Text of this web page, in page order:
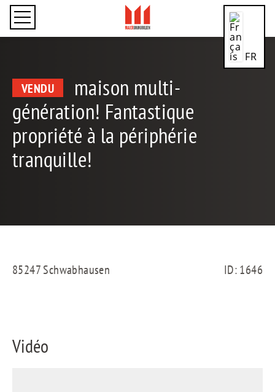
FR
VENDU
maison multi-
génération! Fantastique
propriété à la périphérie
tranquille!
85247 Schwabhausen ID: 1646
Vidéo